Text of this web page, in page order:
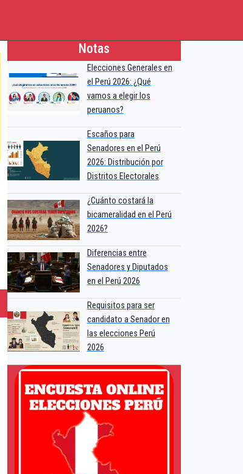
Notas
Elecciones Generales en
el Perú 2026: ¿Qué
vamos a elegir los
peruanos?
Escaños para
Senadores en el Perú
2026: Distribución por
Distritos Electorales
¿Cuánto costará la
bicameralidad en el Perú
2026?
Diferencias entre
Senadores y Diputados
en el Perú 2026
Requisitos para ser
candidato a Senador en
las elecciones Perú
2026